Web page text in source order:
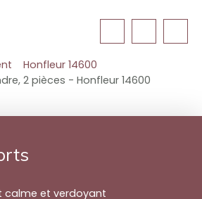
Honfleur 14600
2 pièces - Honfleur 14600
calme et verdoyant